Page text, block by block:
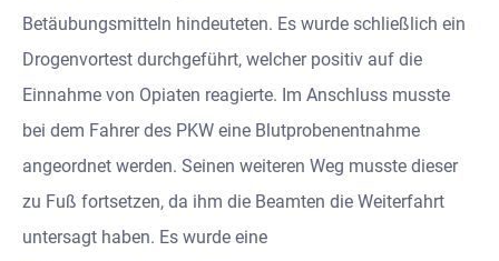
Betäubungsmitteln hindeuteten. Es wurde schließlich ein
Drogenvortest durchgeführt, welcher positiv auf die
Einnahme von Opiaten reagierte. Im Anschluss musste
bei dem Fahrer des PKW eine Blutprobenentnahme
angeordnet werden. Seinen weiteren Weg musste dieser
zu Fuß fortsetzen, da ihm die Beamten die Weiterfahrt
untersagt haben. Es wurde eine